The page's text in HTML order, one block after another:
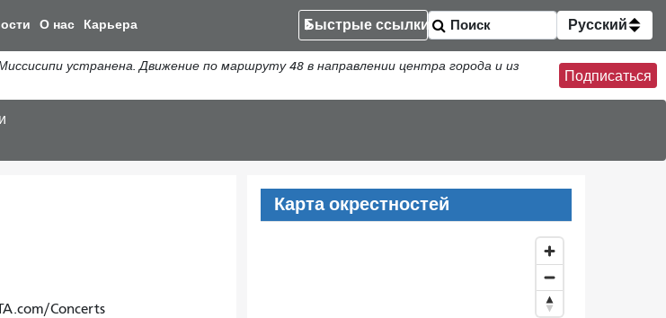
к
общему
содержанию
О нас Карьера Быстрые ссылки Русский
устранена. Движение по маршруту 48 в направлении центра города и из
Подписаться
Concerts
Карта окрестностей